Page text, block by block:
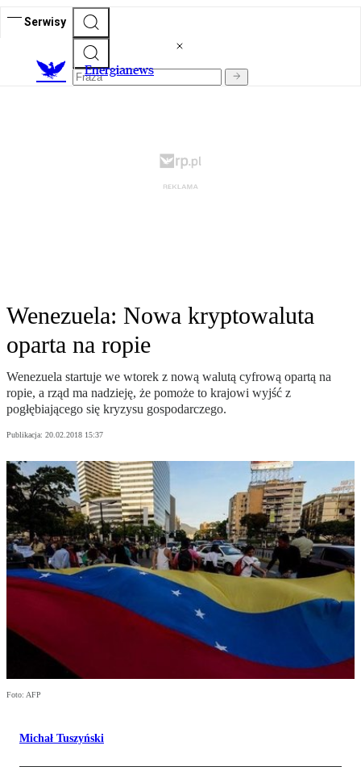
Serwisy
Energianews
Wenezuela: Nowa kryptowaluta
oparta na ropie
Wenezuela startuje we wtorek z nową walutą cyfrową opartą na
ropie, a rząd ma nadzieję, że pomoże to krajowi wyjść z
pogłębiającego się kryzysu gospodarczego.
Publikacja: 20.02.2018 15:37
Foto: AFP
Michał Tuszyński